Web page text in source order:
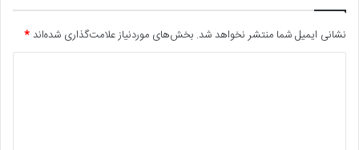
نشانی ایمیل شما منتشر نخواهد شد. بخش‌های موردنیاز علامت‌گذاری شده‌اند*